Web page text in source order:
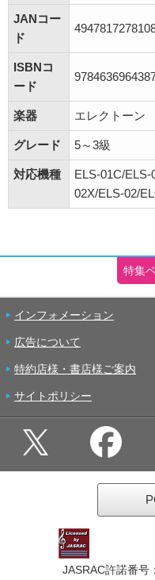
JANコー
ド
ISBNコ
ード
楽器 エレクトーン
グレード 5～3級
対応機種
ELS-01C/
02X/ELS-02/
特集
インフォメーション
広告について
特約店様・書店様ご案内
サイトポリシー
JASRAC許諾番号：